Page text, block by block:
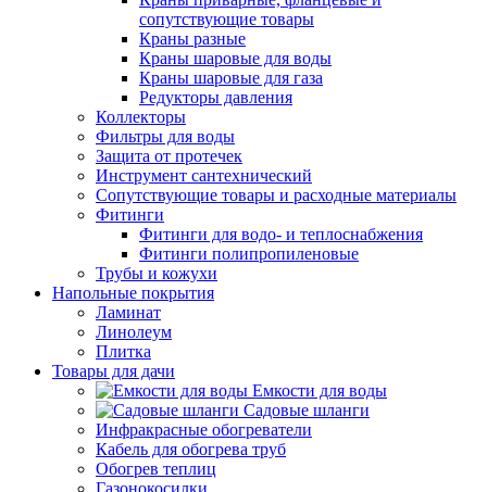
сопутствующие товары
Краны разные
Краны шаровые для воды
Краны шаровые для газа
Редукторы давления
Коллекторы
Фильтры для воды
Защита от протечек
Инструмент сантехнический
Сопутствующие товары и расходные материалы
Фитинги
Фитинги для водо- и теплоснабжения
Фитинги полипропиленовые
Трубы и кожухи
Напольные покрытия
Ламинат
Линолеум
Плитка
Товары для дачи
Емкости для воды
Садовые шланги
Инфракрасные обогреватели
Кабель для обогрева труб
Обогрев теплиц
Газонокосилки